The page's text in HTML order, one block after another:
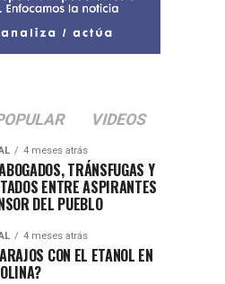
VIDEOS
4 meses atrás
TRÁNSFUGAS Y
ENTRE ASPIRANTES
DEL PUEBLO
4 meses atrás
CON EL ETANOL EN